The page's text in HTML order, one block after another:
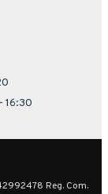
16:30
Reg. Com.